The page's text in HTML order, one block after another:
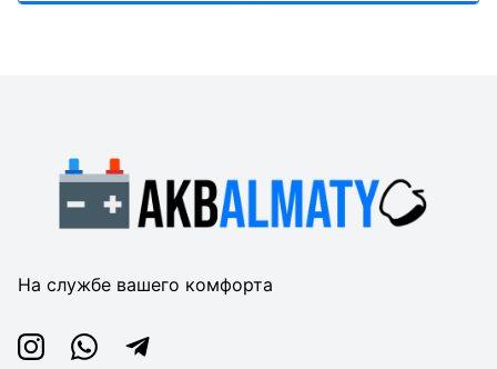
На службе вашего комфорта
InstagramWhatsappTelegram